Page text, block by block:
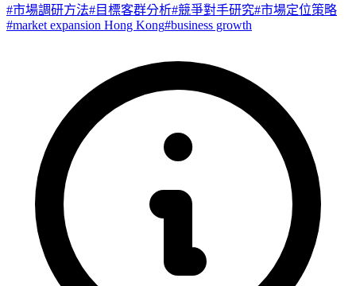
#市場調研方法#目標客群分析#競爭對手研究#市場定位策略
#market expansion Hong Kong#business growth